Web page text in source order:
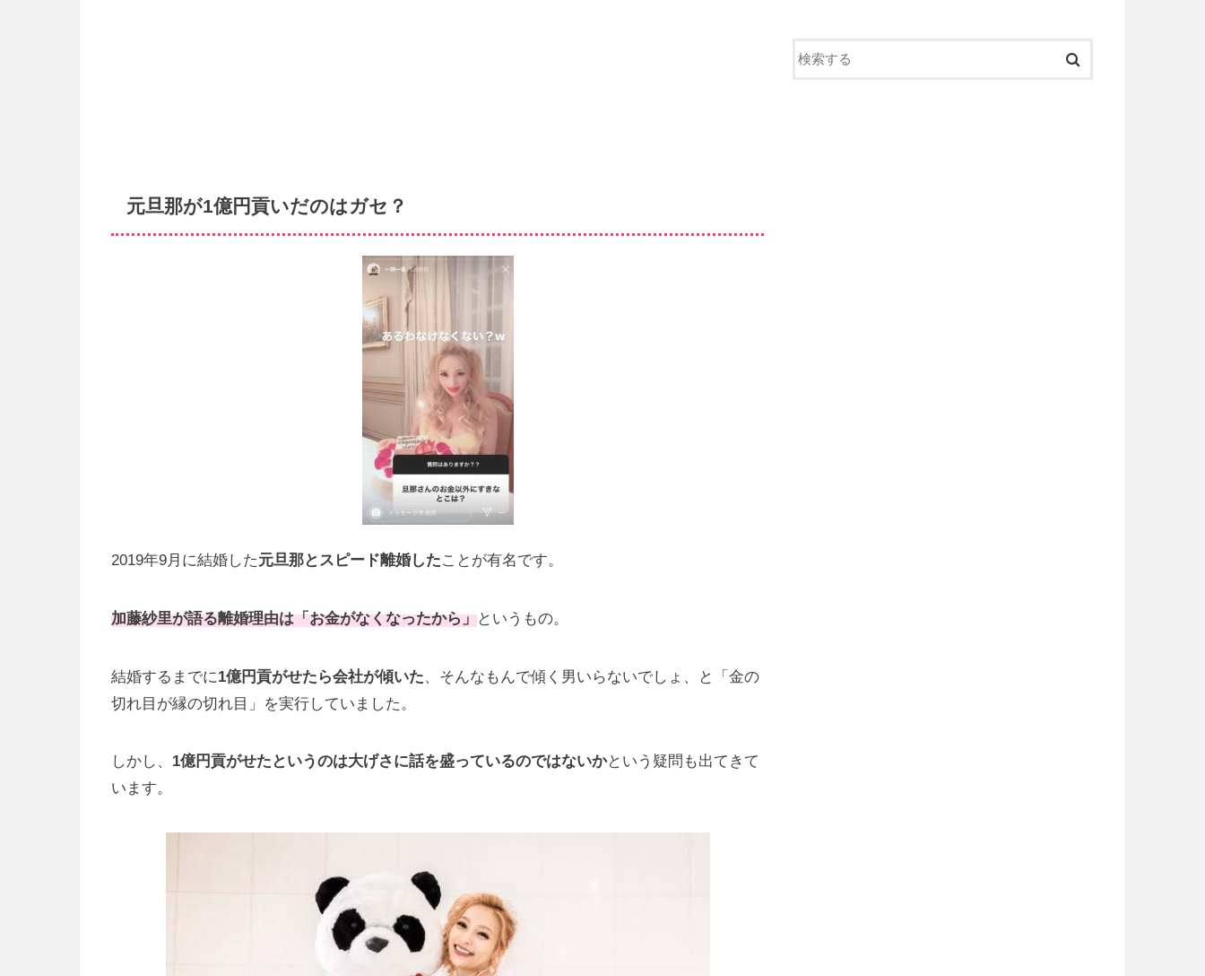
元旦那が1億円貢いだのはガセ？
2019年9月に結婚した元旦那とスピード離婚したことが有名です。
加藤紗里が語る離婚理由は「お金がなくなったから」というもの。
結婚するまでに1億円貢がせたら会社が傾いた、そんなもんで傾く男いらないでしょ、と「金の
切れ目が縁の切れ目」を実行していました。
しかし、 1億円貢がせたというのは大げさに話を盛っているのではないかという疑問も出てきて
います。